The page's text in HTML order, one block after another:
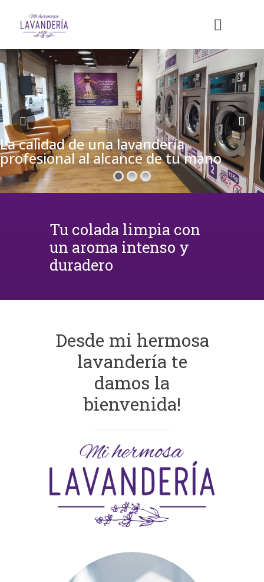
La calidad de una lavandería
profesional al alcance de tu mano
Tu colada limpia con
un aroma intenso y
duradero
Desde mi hermosa
lavandería te
damos la
bienvenida!